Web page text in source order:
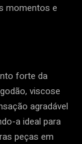
momentos e
forte da
viscose
agradável
a ideal para
peças em